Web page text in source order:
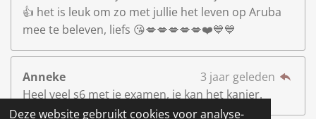
Deze website gebruikt cookies voor analyse-
👍 het is leuk om zo met jullie het leven op Aruba
mee te beleven, liefs 😘💋💋💋💋💋❤️💙💙
Anneke
3 jaar geleden
Heel veel s6 met je examen, je kan het kanjer.